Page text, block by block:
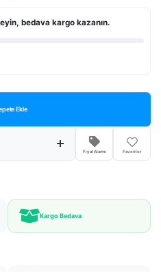
bedava kargo kazanın.
Ekle
Fiyat Alarmı Favoriler
Kargo Bedava